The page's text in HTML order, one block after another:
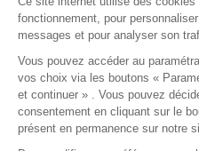
fonctionnement, pour
messages et pour analyser son
Vous pouvez accéder au
vos choix via les boutons «
et continuer » . Vous pouvez
consentement en cliquant sur le
présent en permanence sur notre
Langue
FR
Poméol 2026